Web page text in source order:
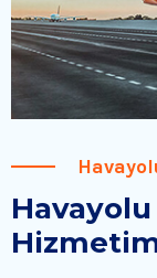
Havayolu